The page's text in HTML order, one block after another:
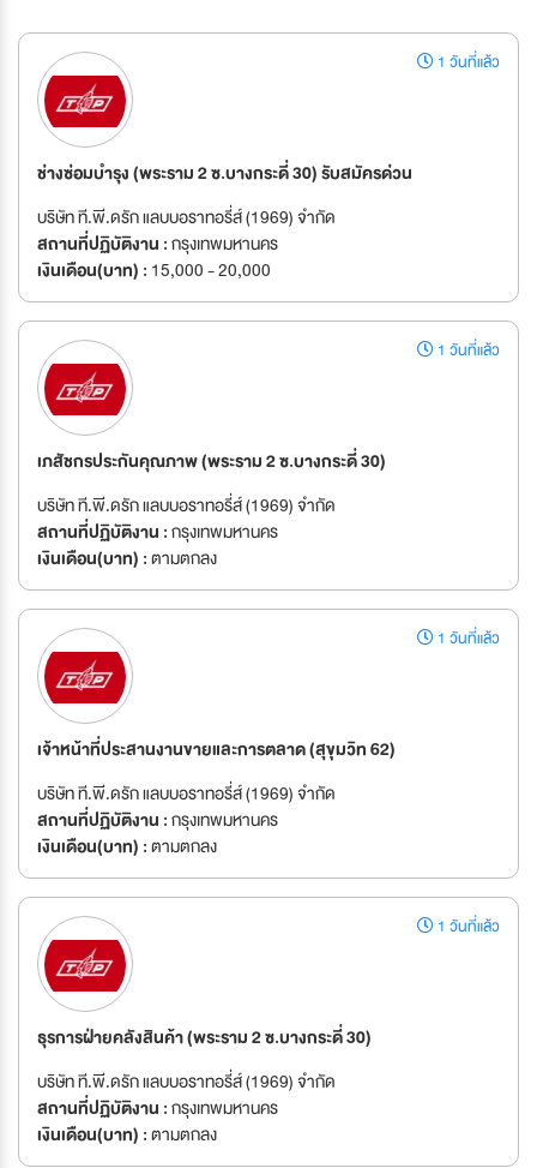
1 วันที่แล้ว
ช่างซ่อมบำรุง (พระราม 2 ซ.บางกระดี่ 30) รับสมัครด่วน
บริษัท ที.พี.ดรัก แลบบอราทอรี่ส์ (1969) จำกัด
สถานที่ปฏิบัติงาน :กรุงเทพมหานคร
เงินเดือน(บาท) : 15,000 - 20,000
1 วันที่แล้ว
เภสัชกรประกันคุณภาพ (พระราม 2 ซ.บางกระดี่ 30)
บริษัท ที.พี.ดรัก แลบบอราทอรี่ส์ (1969) จำกัด
สถานที่ปฏิบัติงาน :กรุงเทพมหานคร
เงินเดือน(บาท) :ตามตกลง
1 วันที่แล้ว
เจ้าหน้าที่ประสานงานขายและการตลาด (สุขุมวิท 62)
บริษัท ที.พี.ดรัก แลบบอราทอรี่ส์ (1969) จำกัด
สถานที่ปฏิบัติงาน :กรุงเทพมหานคร
เงินเดือน(บาท) :ตามตกลง
1 วันที่แล้ว
ธุรการฝ่ายคลังสินค้า (พระราม 2 ซ.บางกระดี่ 30)
บริษัท ที.พี.ดรัก แลบบอราทอรี่ส์ (1969) จำกัด
สถานที่ปฏิบัติงาน :กรุงเทพมหานคร
เงินเดือน(บาท) :ตามตกลง